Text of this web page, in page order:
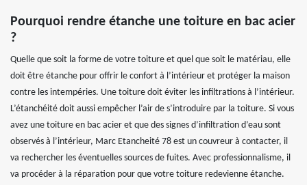
Pourquoi rendre étanche une toiture en bac acier
?
Quelle que soit la forme de votre toiture et quel que soit le matériau, elle
doit être étanche pour offrir le confort à l’intérieur et protéger la maison
contre les intempéries. Une toiture doit éviter les infiltrations à l’intérieur.
L’étanchéité doit aussi empêcher l’air de s’introduire par la toiture. Si vous
avez une toiture en bac acier et que des signes d’infiltration d’eau sont
observés à l’intérieur, Marc Etancheité 78 est un couvreur à contacter, il
va rechercher les éventuelles sources de fuites. Avec professionnalisme, il
va procéder à la réparation pour que votre toiture redevienne étanche.